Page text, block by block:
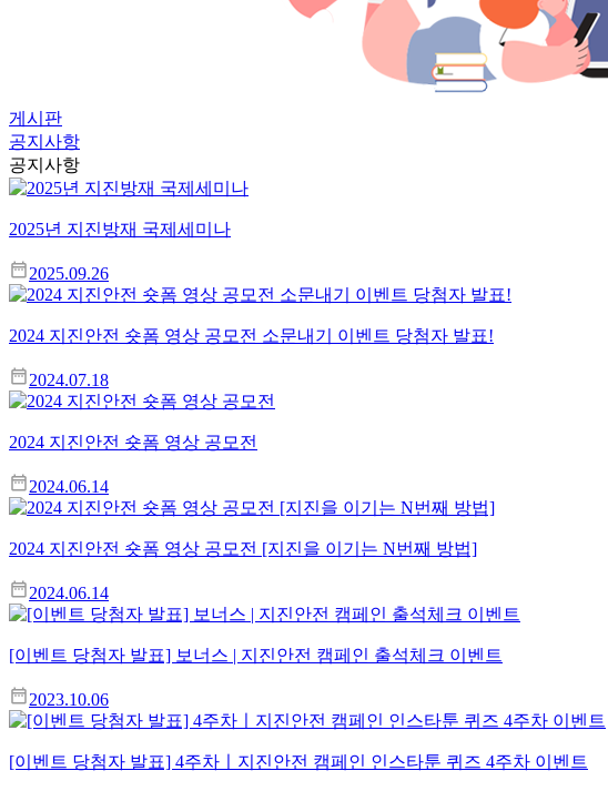
게시판
공지사항
공지사항
2025년 지진방재 국제세미나
2025.09.26
2024 지진안전 숏폼 영상 공모전 소문내기 이벤트 당첨자 발표!
2024.07.18
2024 지진안전 숏폼 영상 공모전
2024.06.14
2024 지진안전 숏폼 영상 공모전 [지진을 이기는 N번째 방법]
2024.06.14
[이벤트 당첨자 발표] 보너스 | 지진안전 캠페인 출석체크 이벤트
2023.10.06
[이벤트 당첨자 발표] 4주차ㅣ지진안전 캠페인 인스타툰 퀴즈 4주차 이벤트